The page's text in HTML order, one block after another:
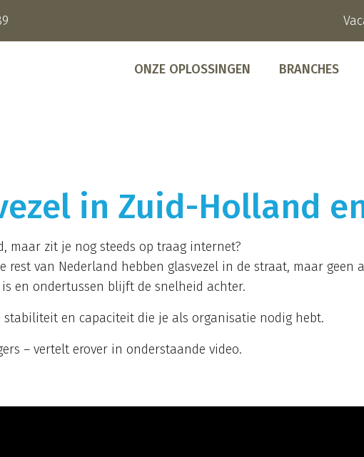
ONZE OPLOSSINGEN BRANCHES
in Zuid-Holland
maar zit je nog steeds op traag internet?
van Nederland hebben glasvezel in de straat, maar geen
en ondertussen blijft de snelheid achter.
stabiliteit en capaciteit die je als organisatie nodig hebt.
– vertelt erover in onderstaande video.